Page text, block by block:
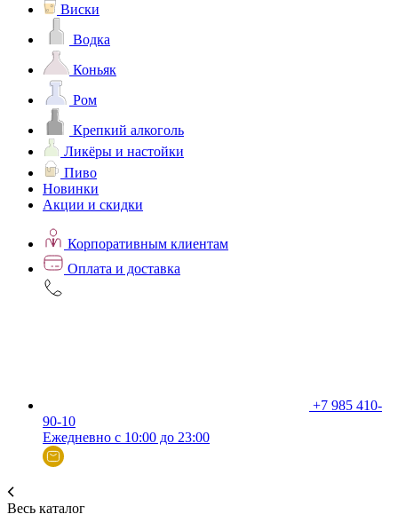
Виски
Водка
Коньяк
Ром
Крепкий алкоголь
Ликёры и настойки
Пиво
Новинки
Акции и скидки
Корпоративным клиентам
Оплата и доставка
+7 985 410-
90-10
Ежедневно с 10:00 до 23:00
Весь каталог